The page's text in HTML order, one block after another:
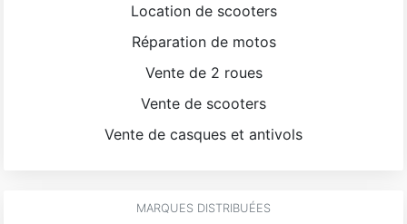
Location de scooters
Réparation de motos
Vente de 2 roues
Vente de scooters
Vente de casques et antivols
MARQUES DISTRIBUÉES